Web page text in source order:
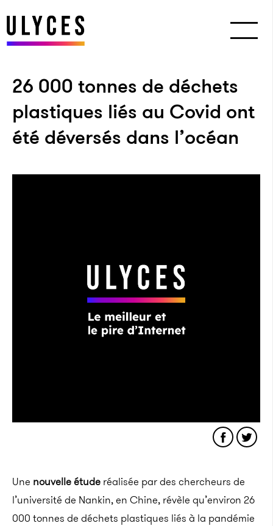
26 000 tonnes de déchets
plastiques liés au Covid ont
été déversés dans l’océan
Une nouvelle étude réalisée par des chercheurs de
l’université de Nankin, en Chine, révèle qu’environ 26
000 tonnes de déchets plastiques liés à la pandémie